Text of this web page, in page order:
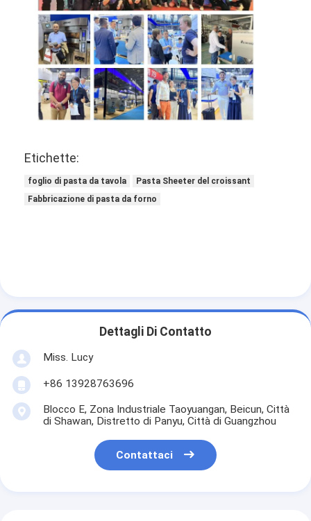
Etichette:
foglio di pasta da tavola
Pasta Sheeter del croissant
Fabbricazione di pasta da forno
Dettagli Di Contatto
Miss. Lucy
+86 13928763696
Blocco E, Zona Industriale Taoyuangan, Beicun, Città
di Shawan, Distretto di Panyu, Città di Guangzhou
Contattaci